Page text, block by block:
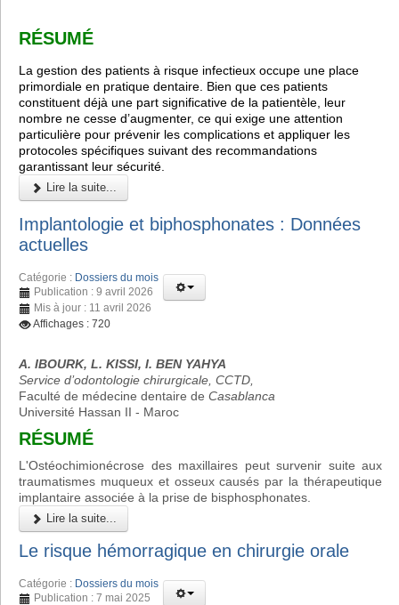
RÉSUMÉ
La gestion des patients à risque infectieux occupe une place
primordiale en pratique dentaire. Bien que ces patients
constituent déjà une part significative de la patientèle, leur
nombre ne cesse d’augmenter, ce qui exige une attention
particulière pour prévenir les complications et appliquer les
protocoles spécifiques suivant des recommandations
garantissant leur sécurité.
Lire la suite...
Implantologie et biphosphonates : Données
actuelles
Catégorie : Dossiers du mois
Publication : 9 avril 2026
Mis à jour : 11 avril 2026
Affichages : 720
A. IBOURK, L. KISSI, I. BEN YAHYA
Service d’odontologie chirurgicale, CCTD,
Faculté de médecine dentaire de Casablanca
Université Hassan II - Maroc
RÉSUMÉ
L'Ostéochimionécrose des maxillaires peut survenir suite aux
traumatismes muqueux et osseux causés par la thérapeutique
implantaire associée à la prise de bisphosphonates.
Lire la suite...
Le risque hémorragique en chirurgie orale
Catégorie : Dossiers du mois
Publication : 7 mai 2025